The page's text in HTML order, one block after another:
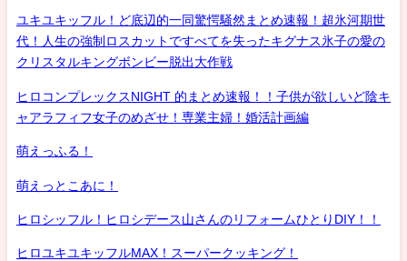
ユキユキッフル！ど底辺的一同驚愕騒然まとめ速報！超氷河期世
代！人生の強制ロスカットですべてを失ったキグナス氷子の愛の
クリスタルキングボンビー脱出大作戦
ヒロコンプレックスNIGHT 的まとめ速報！！子供が欲しいど陰キ
ャアラフィフ女子のめざせ！専業主婦！婚活計画編
萌えっふる！
萌えっとこあに！
ヒロシッフル！ヒロシデース山さんのリフォームひとりDIY！！
ヒロユキユキッフルMAX！スーパークッキング！